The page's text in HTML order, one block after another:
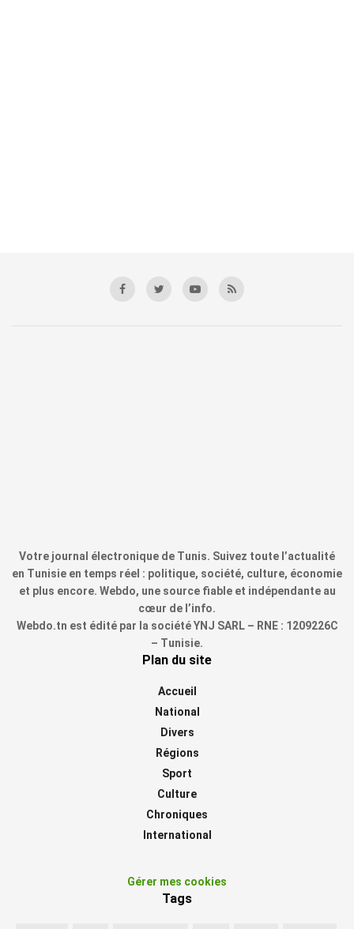
Votre journal électronique de Tunis. Suivez toute l’actualité
en Tunisie en temps réel : politique, société, culture, économie
et plus encore. Webdo, une source fiable et indépendante au
cœur de l’info.
Webdo.tn est édité par la société YNJ SARL – RNE : 1209226C
– Tunisie.
Plan du site
Accueil
National
Divers
Régions
Sport
Culture
Chroniques
International
Gérer mes cookies
Tags